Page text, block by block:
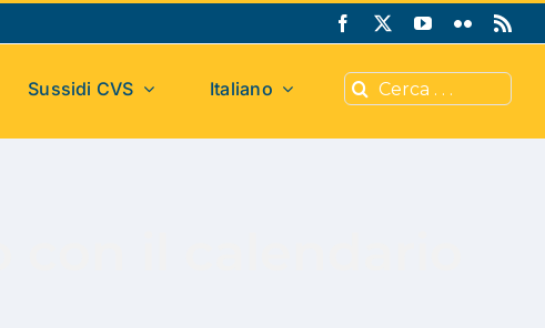
Sussidi CVS Italiano
Cerca